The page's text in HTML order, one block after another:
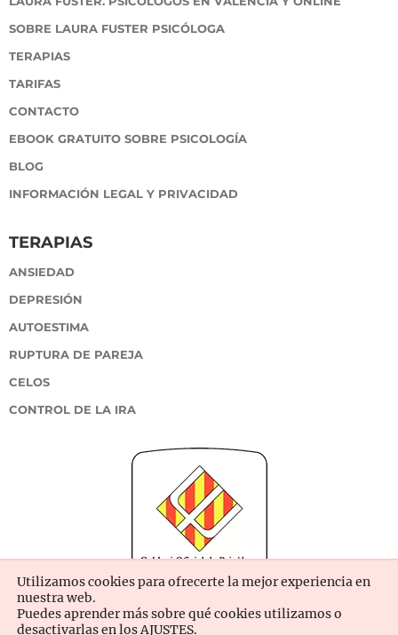
SOBRE LAURA FUSTER PSICÓLOGA
TERAPIAS
TARIFAS
CONTACTO
EBOOK GRATUITO SOBRE PSICOLOGÍA
BLOG
INFORMACIÓN LEGAL Y PRIVACIDAD
TERAPIAS
ANSIEDAD
DEPRESIÓN
AUTOESTIMA
RUPTURA DE PAREJA
CELOS
CONTROL DE LA IRA
Utilizamos cookies para ofrecerte la mejor experiencia en
nuestra web.
Puedes aprender más sobre qué cookies utilizamos o
desactivarlas en losAJUSTES.